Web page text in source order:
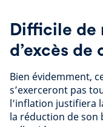
Difficile de
d’excès de
Bien évidemment,
s’exerceront pas
l’inflation justifiera
la réduction de